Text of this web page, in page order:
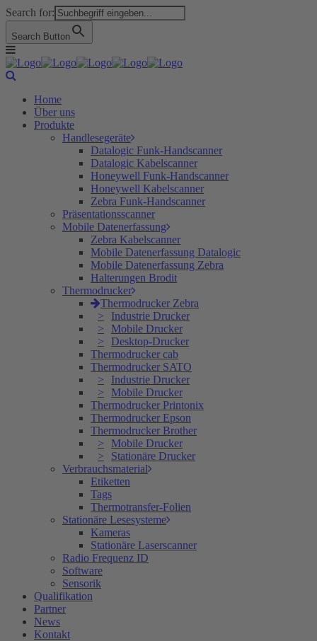
Search for:
Search Button
Home
Über uns
Produkte
Handlesegeräte
Datalogic Funk-Handscanner
Datalogic Kabelscanner
Honeywell Funk-Handscanner
Honeywell Kabelscanner
Zebra Funk-Handscanner
Präsentationsscanner
Mobile Datenerfassung
Zebra Kabelscanner
Mobile Datenerfassung Datalogic
Mobile Datenerfassung Zebra
Halterungen Brodit
Thermodrucker
Thermodrucker Zebra
Industrie Drucker
Mobile Drucker
Desktop-Drucker
Thermodrucker cab
Thermodrucker SATO
Industrie Drucker
Mobile Drucker
Thermodrucker Printonix
Thermodrucker Epson
Thermodrucker Brother
Mobile Drucker
Stationäre Drucker
Verbrauchsmaterial
Etiketten
Tags
Thermotransfer-Folien
Stationäre Lesesysteme
Kameras
Stationäre Laserscanner
Radio Frequenz ID
Software
Sensorik
Qualifikation
Partner
News
Kontakt